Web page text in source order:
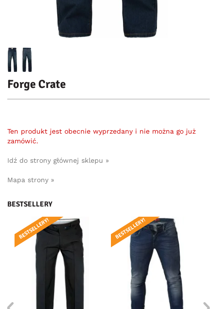
Forge Crate
Ten produkt jest obecnie wyprzedany i nie można go już
zamówić.
Idź do strony głównej sklepu »
Mapa strony »
BESTSELLERY
BESTSELLERY! BESTSELLERY!